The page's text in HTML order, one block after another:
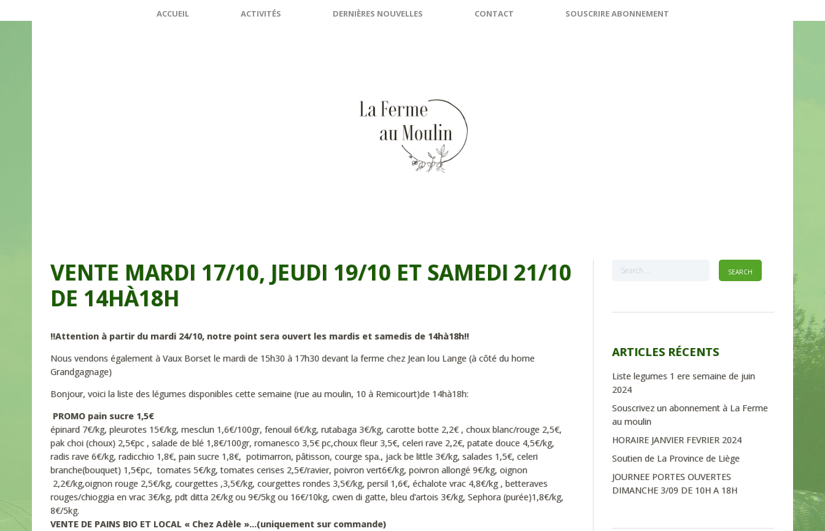
ACCUEIL ACTIVITÉS DERNIÈRES NOUVELLES CONTACT SOUSCRIRE ABONNEMENT
VENTE MARDI 17/10, JEUDI 19/10 ET SAMEDI 21/10
DE 14HÀ18H
!!Attention à partir du mardi 24/10, notre point sera ouvert les mardis et samedis de 14hà18h!!
Nous vendons également à Vaux Borset le mardi de 15h30 à 17h30 devant la ferme chez Jean lou Lange (à côté du home
Grandgagnage)
Bonjour, voici la liste des légumes disponibles cette semaine (rue au moulin, 10 à Remicourt)de 14hà18h:
PROMO pain sucre 1,5€
épinard 7€/kg, pleurotes 15€/kg, mesclun 1,6€/100gr, fenouil 6€/kg, rutabaga 3€/kg, carotte botte 2,2€ , choux blanc/rouge 2,5€,
pak choi (choux) 2,5€pc , salade de blé 1,8€/100gr, romanesco 3,5€ pc,choux fleur 3,5€, celeri rave 2,2€, patate douce 4,5€/kg,
radis rave 6€/kg, radicchio 1,8€, pain sucre 1,8€, potimarron, pâtisson, courge spa., jack be little 3€/kg, salades 1,5€, celeri
branche(bouquet) 1,5€pc, tomates 5€/kg, tomates cerises 2,5€/ravier, poivron vert6€/kg, poivron allongé 9€/kg, oignon
2,2€/kg,oignon rouge 2,5€/kg, courgettes ,3,5€/kg, courgettes rondes 3,5€/kg, persil 1,6€, échalote vrac 4,8€/kg , betteraves
rouges/chioggia en vrac 3€/kg, pdt ditta 2€/kg ou 9€/5kg ou 16€/10kg, cwen di gatte, bleu d’artois 3€/kg, Sephora (purée)1,8€/kg,
8€/5kg.
VENTE DE PAINS BIO ET LOCAL « Chez Adèle »…(uniquement sur commande)
ARTICLES RÉCENTS
Liste legumes 1 ere semaine de juin
2024
Souscrivez un abonnement à La Ferme
au moulin
HORAIRE JANVIER FEVRIER 2024
Soutien de La Province de Liège
JOURNEE PORTES OUVERTES
DIMANCHE 3/09 DE 10H A 18H